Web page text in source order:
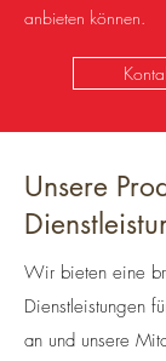
anbieten können.
Unsere
Wir bieten eine
Dienstleistungen
an und unsere